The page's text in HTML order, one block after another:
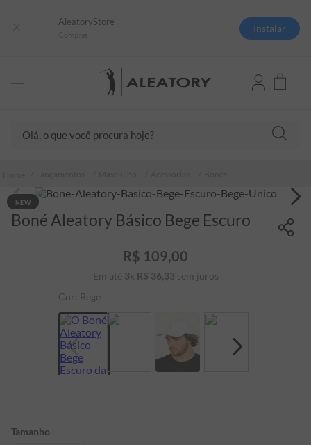
AleatoryStore
Instalar
NEW
Boné Aleatory Básico Bege Escuro
R$ 109,00
Em até 3x R$ 36,33 sem juros
Cor: Bege
Tamanho
boné
4º
camiseta
5º
pima
bermuda
8º
manga longa